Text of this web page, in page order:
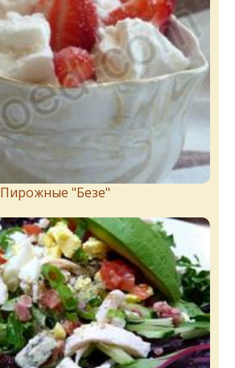
Пирожныe "Бeзe"